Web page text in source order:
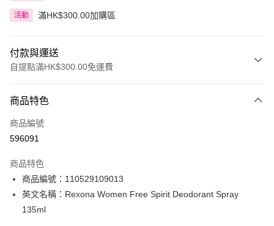
活動 滿HK$300.00加購區
付款與運送
自提點滿HK$300.00免運費
信用卡
Apple Pay
PayMe
WeChat Pay
商品特色
商品編號
596091
商品特色
商品編號：110529109013
英文名稱：Rexona Women Free Spirit Deodorant Spray
135ml